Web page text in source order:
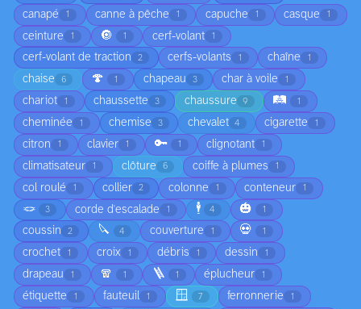
canapé 1 canne à pêche 1 capuche 1 casque 1
ceinture 1 🔘 1 cerf-volant 1
cerf-volant de traction 2 cerfs-volants 1 chaîne 1
chaise 6 🍄 1 chapeau 3 char à voile 1
chariot 1 chaussette 3 chaussure 9 🛤️ 1
cheminée 1 chemise 3 chevalet 4 cigarette 1
citron 1 clavier 1 🔑 1 clignotant 1
climatisateur 1 clôture 6 coiffe à plumes 1
col roulé 1 collier 2 colonne 1 conteneur 1
🪢 3 corde d'escalade 1 🕴️ 4 🎃 1
coussin 2 🔪 4 couverture 1 💀 1
crochet 1 croix 1 débris 1 dessin 1
drapeau 1 🧣 1 🪜 1 éplucheur 1
étiquette 1 fauteuil 1 🪟 7 ferronnerie 1